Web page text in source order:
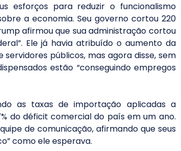
esforços para reduzir o funcionalismo
a economia. Seu governo cortou 220
afirmou que sua administração cortou
“milhões de pessoas da folha de pagamento federal”. Ele já havia atribuído o aumento da
servidores públicos, mas agora disse, sem
estão “conseguindo empregos
as taxas de importação aplicadas a
do déficit comercial do país em um ano.
de comunicação, afirmando que seus
como ele esperava.